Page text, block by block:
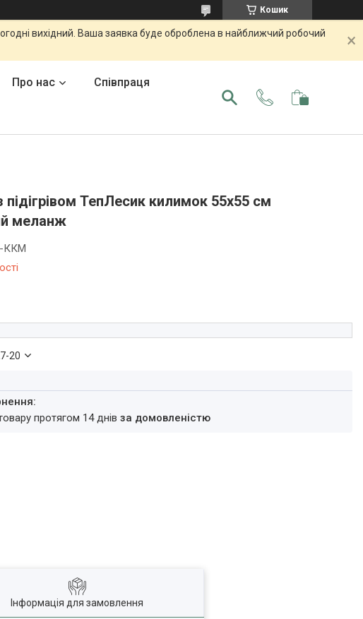
Кошик
вихідний. Ваша заявка буде оброблена в найближчий робочий
Про нас Співпраця
підігрівом ТепЛесик килимок 55х55 см
меланж
ККМ
20
протягом 14 днівза домовленістю
Інформація для замовлення